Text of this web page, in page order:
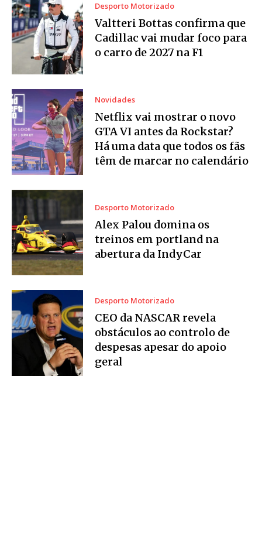
Desporto Motorizado
Valtteri Bottas confirma que
Cadillac vai mudar foco para
o carro de 2027 na F1
Novidades
Netflix vai mostrar o novo
GTA VI antes da Rockstar?
Há uma data que todos os fãs
têm de marcar no calendário
Desporto Motorizado
Alex Palou domina os
treinos em portland na
abertura da IndyCar
Desporto Motorizado
CEO da NASCAR revela
obstáculos ao controlo de
despesas apesar do apoio
geral